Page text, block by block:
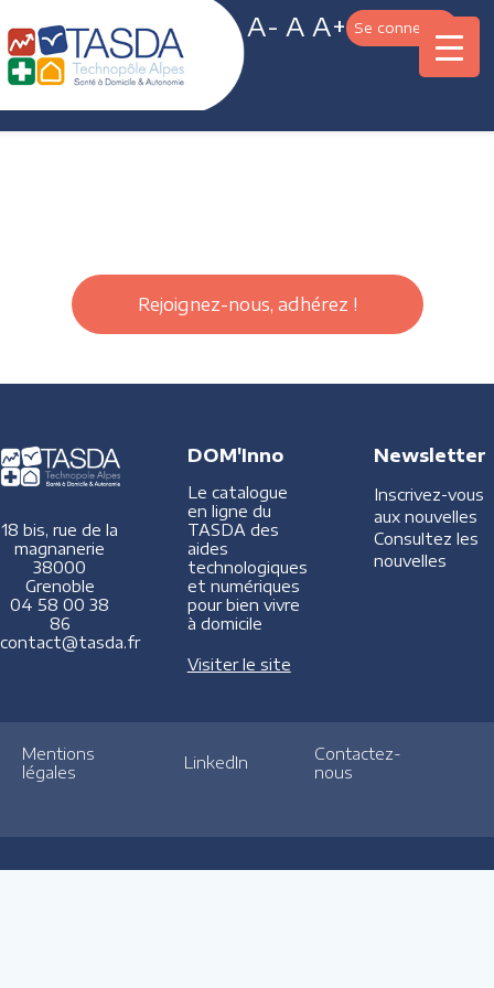
A- A A+ Se connecter
Rejoignez-nous, adhérez !
18 bis, rue de la
magnanerie
38000
Grenoble
04 58 00 38
86
contact@tasda.fr
DOM'Inno
Le catalogue
en ligne du
TASDA des
aides
technologiques
et numériques
pour bien vivre
à domicile
Visiter le site
Newsletter
Inscrivez-vous
aux nouvelles
Consultez les
nouvelles
Mentions
légales
LinkedIn
Contactez-
nous